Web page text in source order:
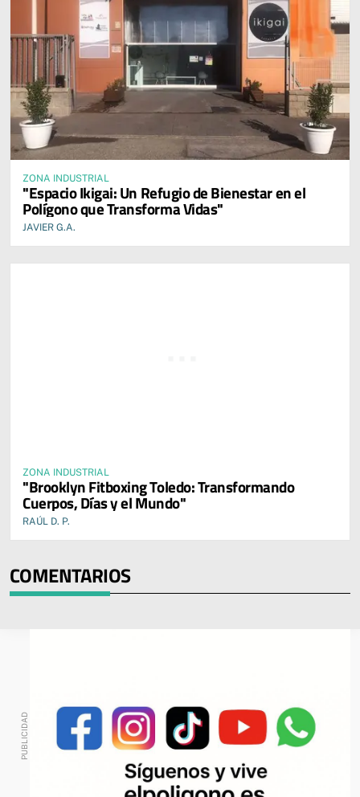
ZONA INDUSTRIAL
"Espacio Ikigai: Un Refugio de Bienestar en el
Polígono que Transforma Vidas"
JAVIER G.A.
ZONA INDUSTRIAL
"Brooklyn Fitboxing Toledo: Transformando
Cuerpos, Días y el Mundo"
RAÚL D. P.
COMENTARIOS